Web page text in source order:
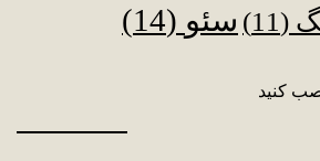
(11) سئو (14)
کنید